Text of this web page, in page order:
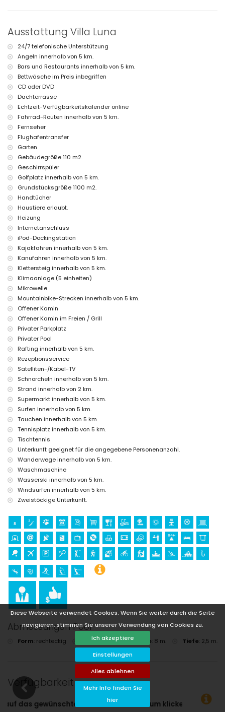
Diese Webseite verwendet Cookies. Wenn Sie weiter durch die Seite
navigieren, stimmen Sie unserer Verwendung von Cookies zu.
Ich akzeptiere
Einstellungen
Alles ablehnen
Mehr Info finden Sie
hier
Sitzbereich im Freien und Essbereich im Freien
private Parkplätze
Dachterrasse
Mehr Informationen
Nächster Ort: Jávea (innerhalb von 5 Kilometern von der Villa)
Nächstgelegene Fluss- oder Uferstelle: Mittelmeer, Jávea
(innerhalb von 2 Kilometern von der Villa)
Nächster Strand: El Arenal, Jávea (innerhalb von 2 Kilometern von
der Villa)
Nächster Hafen: Aduanas del Mar, Jávea (innerhalb von 5
Kilometern von der Villa)
Nächster Park: Pinomar, Jávea (innerhalb von 2 Kilometern von der
Villa)
Nächster Flughafen: Alicante (innerhalb von 100 Kilometern von
der Villa)
Zweitnächster Flughafen: Valencia (> 100 Kilometer)
Haustiere erlaubt
Die Unterkunft ist sehr gut geeignet für Familien mit Kindern
Einrichtungen und Dienstleistungen, die im Mietpreis der Villa
enthalten sind
Staubsauger und Bügeleisen mit Bügelbrett
Bettwäsche und Handtücher
Empfangsservice und 24-Stunden-Notdienst
Tischtennis
Warmluftheizung und Klimaanlage
Einrichtungen und Dienstleistungen gegen Aufpreis
Flughafenservice
Zusatzbett und Kinderbetten (auf Anfrage)
Unterhaltungs- und Freizeitaktivitäten für Ihren Urlaub in Jávea,
Costa Blanca
Kino, Theater, Diskothek, Bar, Promenade (El Arenal und Jávea)
(innerhalb von 5 Kilometern vom Haus)
Sehenswürdigkeiten und Kultur in Jávea, Costa Blanca
Denkmal (Pueblo de Jávea, Jávea), architektonisches Gebäude
(Pueblo de Jávea, Jávea), historischer Ort (Pueblo de Jávea und
Jávea) (innerhalb von 5 Kilometern von der Unterkunft)
Museum (Histórico de Jávea, Jávea), Kirche (San Bartolome,
Pueblo, Jávea), Ruine (Molinos de Viento und Jávea) (innerhalb
von 10 Kilometern von der Unterkunft)
Burg (Portal de la Vila und Denia) (innerhalb von 25 Kilometern von
der Unterkunft)
Sport
Tennis, Golf (Club de Golf de Jávea), Wandern, Mountainbiking,
Radfahren, Klettern, Kanufahren, Kajakfahren, Rafting, Angeln,
Tauchen, Schnorcheln, Surfen, Windsurfen und Wasserski
(innerhalb von 5 Kilometern von der Villa)
Reiten (innerhalb von 10 Kilometern von der Villa)
Ausstattung Villa Luna
24/7 telefonische Unterstützung
Angeln innerhalb von 5 km.
Bars und Restaurants innerhalb von 5 km.
Bettwäsche im Preis inbegriffen
CD oder DVD
Dachterrasse
Echtzeit-Verfügbarkeitskalender online
Fahrrad-Routen innerhalb von 5 km.
Fernseher
Flughafentransfer
Garten
Gebäudegröße 110 m2.
Geschirrspüler
Golfplatz innerhalb von 5 km.
Grundstücksgröße 1100 m2.
Handtücher
Haustiere erlaubt.
Heizung
Internetanschluss
iPod-Dockingstation
Kajakfahren innerhalb von 5 km.
Kanufahren innerhalb von 5 km.
Klettersteig innerhalb von 5 km.
Klimaanlage (5 einheiten)
Mikrowelle
Mountainbike-Strecken innerhalb von 5 km.
Offener Kamin
Offener Kamin im Freien / Grill
Privater Parkplatz
Privater Pool
Rafting innerhalb von 5 km.
Rezeptionsservice
Satelliten-/Kabel-TV
Schnorcheln innerhalb von 5 km.
Strand innerhalb von 2 km.
Supermarkt innerhalb von 5 km.
Surfen innerhalb von 5 km.
Tauchen innerhalb von 5 km.
Tennisplatz innerhalb von 5 km.
Tischtennis
Unterkunft geeignet für die angegebene Personenanzahl.
Wanderwege innerhalb von 5 km.
Waschmaschine
Wasserski innerhalb von 5 km.
Windsurfen innerhalb von 5 km.
Zweistöckige Unterkunft.
Abmessungen Pool
Form: rechteckig Länge:4 m. Breite: 8 m. Tiefe: 2,5 m.
Verfügbarkeit